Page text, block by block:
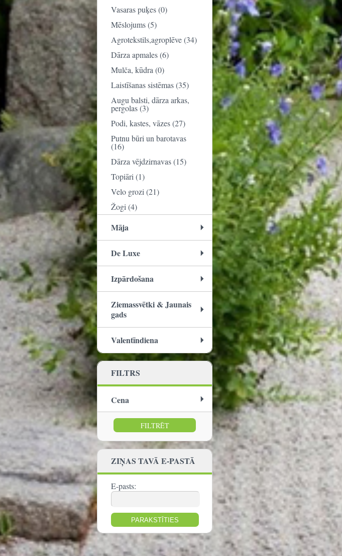
Vasaras puķes (0)
Mēslojums (5)
Agrotekstils,agroplēve (34)
Dārza apmales (6)
Mulča, kūdra (0)
Laistīšanas sistēmas (35)
Augu balsti, dārza arkas,
pergolas (3)
Podi, kastes, vāzes (27)
Putnu būri un barotavas
(16)
Dārza vējdzirnavas (15)
Topiāri (1)
Velo grozi (21)
Žogi (4)
Māja
De Luxe
Izpārdošana
Ziemassvētki & Jaunais
gads
Valentīndiena
FILTRS
Cena
no: līdz:
ZIŅAS TAVĀ E-PASTĀ
E-pasts: